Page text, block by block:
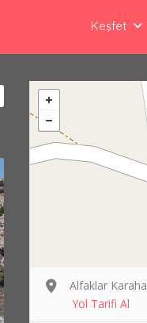
Keşfet
Alfaklar
Yol Tarifi Al